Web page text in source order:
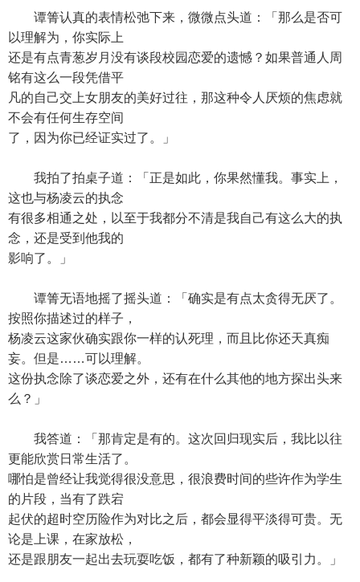
谭箐认真的表情松弛下来，微微点头道：「那么是否可
以理解为，你实际上
还是有点青葱岁月没有谈段校园恋爱的遗憾？如果普通人周
铭有这么一段凭借平
凡的自己交上女朋友的美好过往，那这种令人厌烦的焦虑就
不会有任何生存空间
了，因为你已经证实过了。」
我拍了拍桌子道：「正是如此，你果然懂我。事实上，
这也与杨凌云的执念
有很多相通之处，以至于我都分不清是我自己有这么大的执
念，还是受到他我的
影响了。」
谭箐无语地摇了摇头道：「确实是有点太贪得无厌了。
按照你描述过的样子，
杨凌云这家伙确实跟你一样的认死理，而且比你还天真痴
妄。但是……可以理解。
这份执念除了谈恋爱之外，还有在什么其他的地方探出头来
么？」
我答道：「那肯定是有的。这次回归现实后，我比以往
更能欣赏日常生活了。
哪怕是曾经让我觉得很没意思，很浪费时间的些许作为学生
的片段，当有了跌宕
起伏的超时空历险作为对比之后，都会显得平淡得可贵。无
论是上课，在家放松，
还是跟朋友一起出去玩耍吃饭，都有了种新颖的吸引力。」